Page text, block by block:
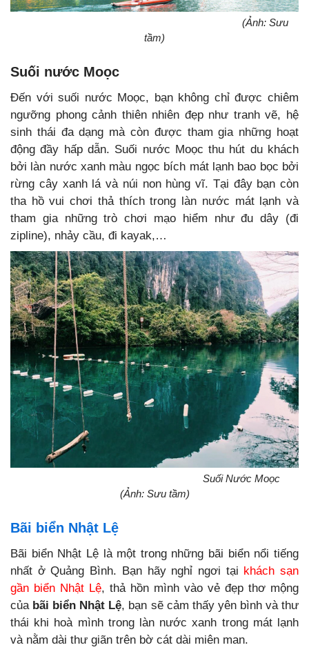
(Ảnh: Sưu
tầm)
Suối nước Moọc
Đến với suối nước Moọc, bạn không chỉ được chiêm
ngưỡng phong cảnh thiên nhiên đẹp như tranh vẽ, hệ
sinh thái đa dạng mà còn được tham gia những hoạt
động đầy hấp dẫn. Suối nước Moọc thu hút du khách
bởi làn nước xanh màu ngọc bích mát lạnh bao bọc bởi
rừng cây xanh lá và núi non hùng vĩ. Tại đây bạn còn
tha hồ vui chơi thả thích trong làn nước mát lạnh và
tham gia những trò chơi mạo hiểm như đu dây (đi
zipline), nhảy cầu, đi kayak,…
Suối Nước Moọc
(Ảnh: Sưu tầm)
Bãi biển Nhật Lệ
Bãi biển Nhật Lệ là một trong những bãi biển nổi tiếng
nhất ở Quảng Bình. Bạn hãy nghỉ ngơi tại khách sạn
gần biển Nhật Lệ, thả hồn mình vào vẻ đẹp thơ mộng
của bãi biển Nhật Lệ, bạn sẽ cảm thấy yên bình và thư
thái khi hoà mình trong làn nước xanh trong mát lạnh
và nằm dài thư giãn trên bờ cát dài miên man.